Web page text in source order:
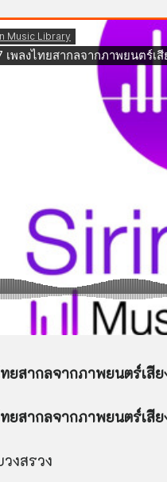
ทยสากลจากภาพยนตร์เ
ทยสากลจากภาพยนตร์เสี
วงสรวง